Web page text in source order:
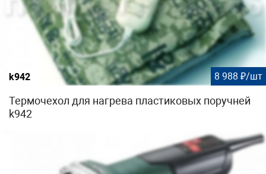
k942 8 988 ₽/шт
Термочехол для нагрева пластиковых поручней
k942